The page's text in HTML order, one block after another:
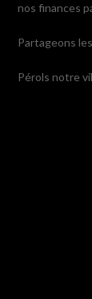
nos finances
Partageons
Pérols notre